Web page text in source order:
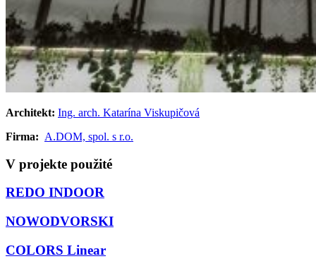
Architekt: Ing. arch. Katarína Viskupičová
Firma: A.DOM, spol. s r.o.
V projekte použité
REDO INDOOR
NOWODVORSKI
COLORS Linear